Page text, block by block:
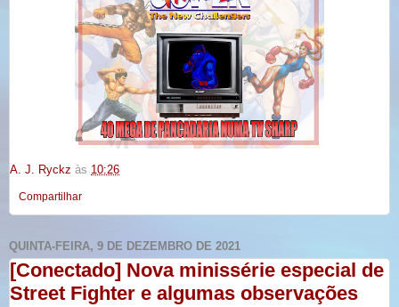
A. J. Ryckz às 10:26
Compartilhar
QUINTA-FEIRA, 9 DE DEZEMBRO DE 2021
[Conectado] Nova minissérie especial de
Street Fighter e algumas observações